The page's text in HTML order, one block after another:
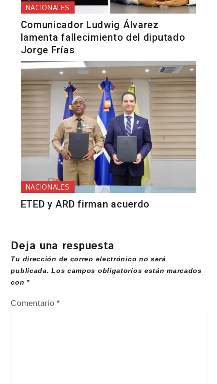
NACIONALES
Comunicador Ludwig Álvarez
lamenta fallecimiento del diputado
Jorge Frías
NACIONALES
ETED y ARD firman acuerdo
Deja una respuesta
Tu dirección de correo electrónico no será
publicada. Los campos obligatorios están marcados
con*
Comentario*